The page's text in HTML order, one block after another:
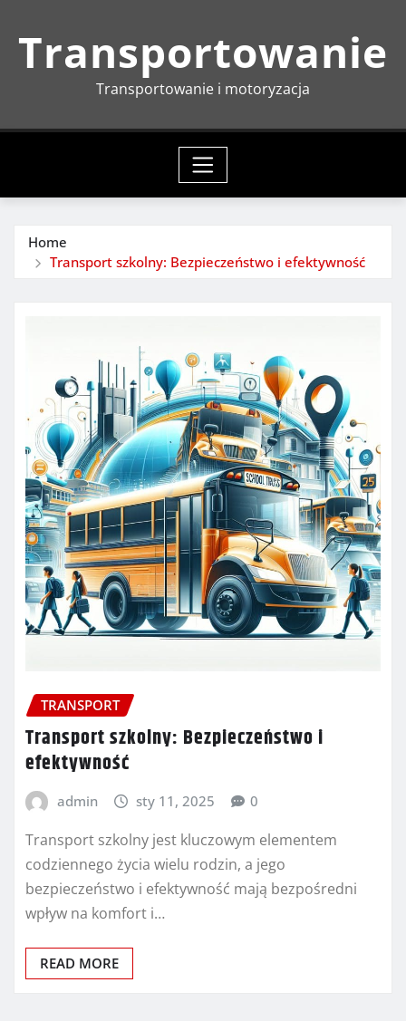
Transportowanie
Transportowanie i motoryzacja
Home
Transport szkolny: Bezpieczeństwo i efektywność
TRANSPORT
Transport szkolny: Bezpieczeństwo i
efektywność
admin sty 11, 2025 0
Transport szkolny jest kluczowym elementem
codziennego życia wielu rodzin, a jego
bezpieczeństwo i efektywność mają bezpośredni
wpływ na komfort i…
READ MORE